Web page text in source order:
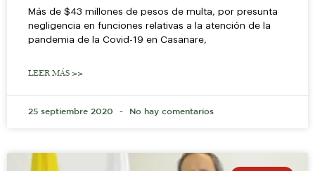
Más de $43 millones de pesos de multa, por presunta
negligencia en funciones relativas a la atención de la
pandemia de la Covid-19 en Casanare,
LEER MÁS >>
25 septiembre 2020 No hay comentarios